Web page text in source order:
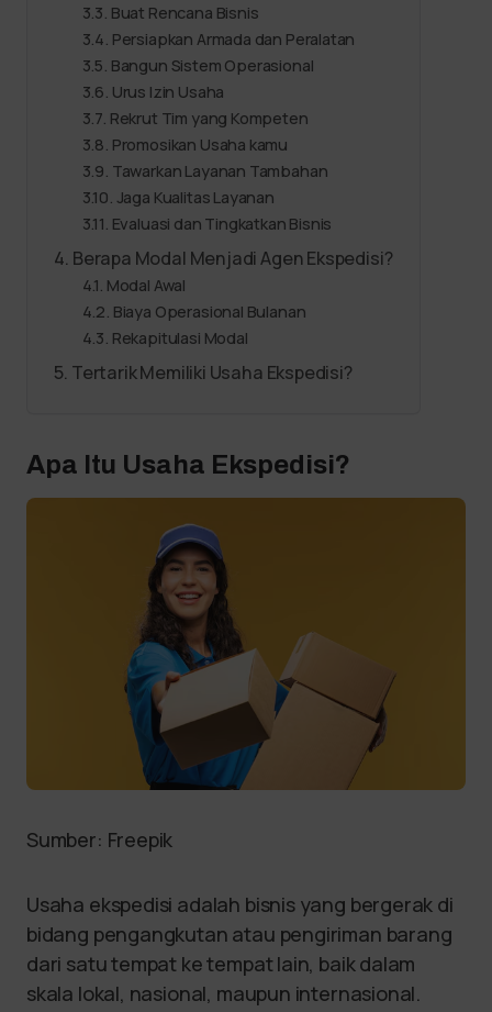
Buat Rencana Bisnis
Persiapkan Armada dan Peralatan
Bangun Sistem Operasional
Urus Izin Usaha
Rekrut Tim yang Kompeten
Promosikan Usaha kamu
Tawarkan Layanan Tambahan
Jaga Kualitas Layanan
Evaluasi dan Tingkatkan Bisnis
Berapa Modal Menjadi Agen Ekspedisi?
Modal Awal
Biaya Operasional Bulanan
Rekapitulasi Modal
Tertarik Memiliki Usaha Ekspedisi?
Apa Itu Usaha Ekspedisi?
Sumber: Freepik
Usaha ekspedisi adalah bisnis yang bergerak di
bidang pengangkutan atau pengiriman barang
dari satu tempat ke tempat lain, baik dalam
skala lokal, nasional, maupun internasional.